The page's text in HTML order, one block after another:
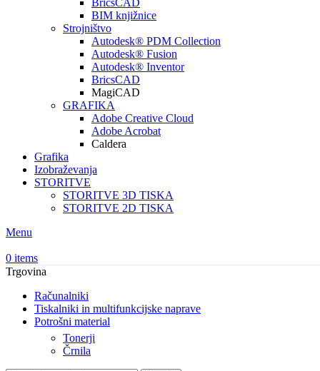
BricsCAD
BIM knjižnice
Strojništvo
Autodesk® PDM Collection
Autodesk® Fusion
Autodesk® Inventor
BricsCAD
MagiCAD
GRAFIKA
Adobe Creative Cloud
Adobe Acrobat
Caldera
Grafika
Izobraževanja
STORITVE
STORITVE 3D TISKA
STORITVE 2D TISKA
Menu
0 items
Trgovina
Računalniki
Tiskalniki in multifunkcijske naprave
Potrošni material
Tonerji
Črnila